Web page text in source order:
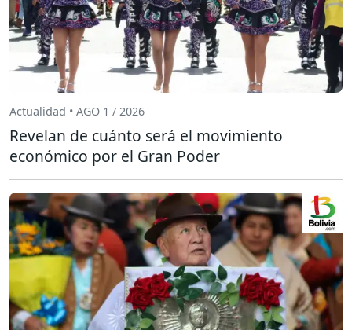
Actualidad • AGO 1 / 2026
Revelan de cuánto será el movimiento
económico por el Gran Poder